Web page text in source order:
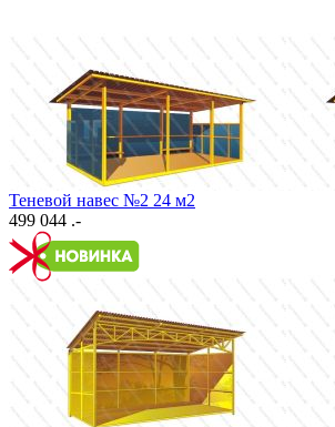
Теневой навес №2 24 м2
499 044 .-